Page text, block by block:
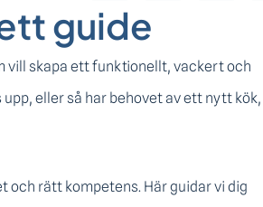
guide
vill skapa ett funktionellt, vackert och
eller så har behovet av ett nytt kök,
och rätt kompetens. Här guidar vi dig